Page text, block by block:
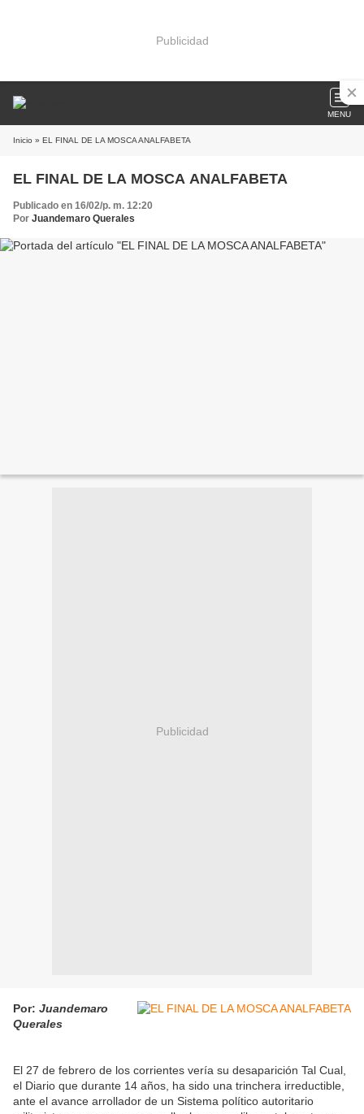
Publicidad
MENU
Inicio » EL FINAL DE LA MOSCA ANALFABETA
EL FINAL DE LA MOSCA ANALFABETA
Publicado en 16/02/p. m. 12:20
Por Juandemaro Querales
Publicidad
Por: Juandemaro
Querales
El 27 de febrero de los corrientes vería su desaparición Tal Cual,
el Diario que durante 14 años, ha sido una trinchera irreductible,
ante el avance arrollador de un Sistema político autoritario